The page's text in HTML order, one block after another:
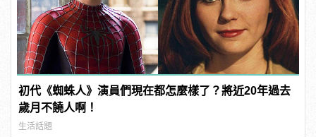
初代《蜘蛛人》演員們現在都怎麼樣了？將近20年過去
歲月不饒人啊！
生活話題